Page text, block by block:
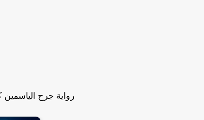
رواية جرح الياسمين